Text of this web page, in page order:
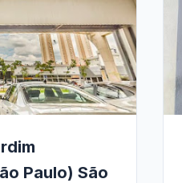
Paulo) São